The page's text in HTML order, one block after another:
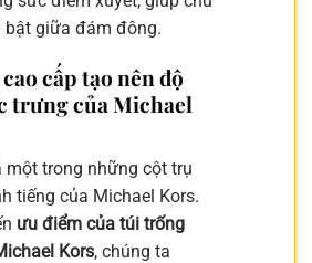
bật giữa đám đông.
cấp tạo nên độ
trưng của Michael
một trong những cột trụ
tiếng của Michael Kors.
ưu điểm của túi trống
Kors, chúng ta